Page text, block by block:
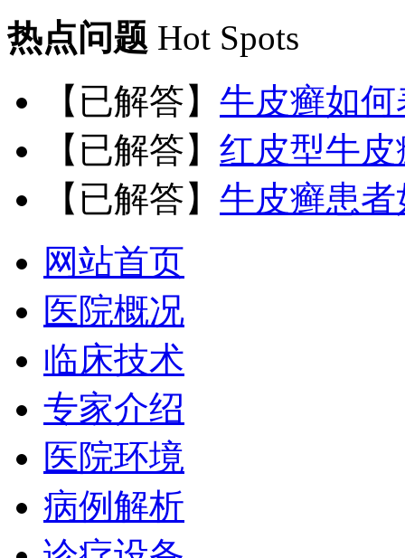
热点问题 Hot Spots
【已解答】 牛皮癣如
【已解答】 红皮型牛
【已解答】 牛皮癣患
网站首页
医院概况
临床技术
专家介绍
医院环境
病例解析